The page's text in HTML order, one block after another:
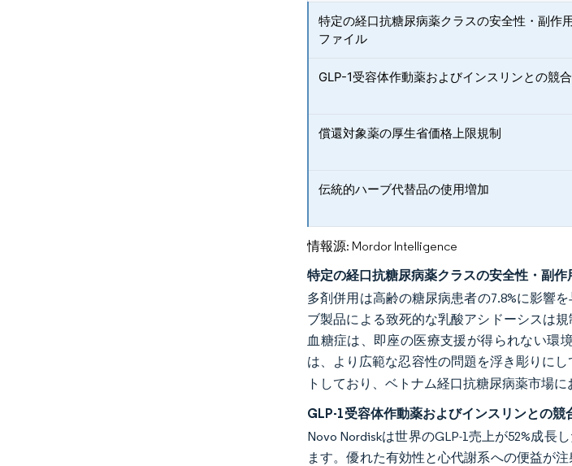
特定の経口抗糖尿病薬クラスの安全性・副作
ファイル
GLP-1受容体作動薬およびインスリンとの競
償還対象薬の厚生省価格上限規制
伝統的ハーブ代替品の使用増加
情報源: Mordor Intelligence
特定の経口抗糖尿病薬クラスの安全性・副作
多剤併用は高齢の糖尿病患者の7.8%に影響
ブ製品による致死的な乳酸アシドーシスは
血糖症は、即座の医療支援が得られない環
は、より広範な忍容性の問題を浮き彫りに
トしており、ベトナム経口抗糖尿病薬市場
GLP-1受容体作動薬およびインスリンとの競
Novo Nordiskは世界のGLP-1売上が52%成長
ます。優れた有効性と心代謝系への便益が